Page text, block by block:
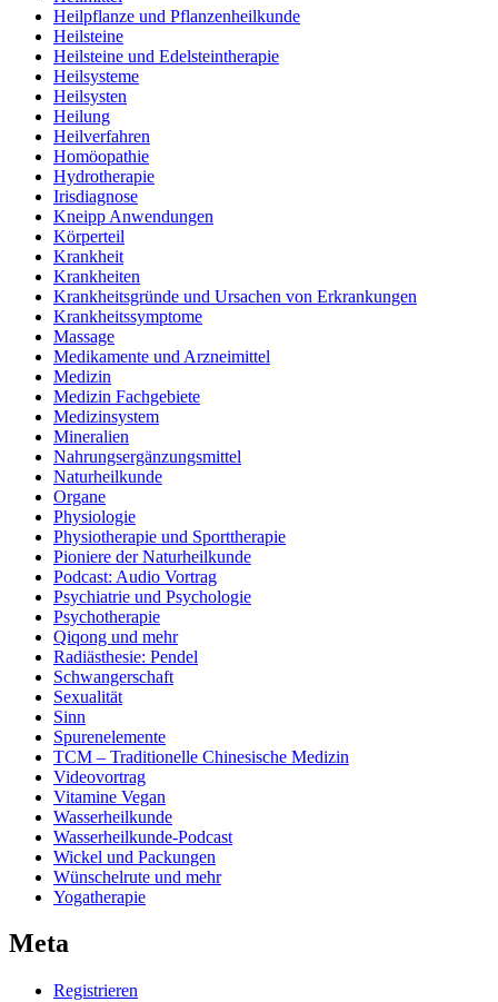
Heilpflanze und Pflanzenheilkunde
Heilsteine
Heilsteine und Edelsteintherapie
Heilsysteme
Heilsysten
Heilung
Heilverfahren
Homöopathie
Hydrotherapie
Irisdiagnose
Kneipp Anwendungen
Körperteil
Krankheit
Krankheiten
Krankheitsgründe und Ursachen von Erkrankungen
Krankheitssymptome
Massage
Medikamente und Arzneimittel
Medizin
Medizin Fachgebiete
Medizinsystem
Mineralien
Nahrungsergänzungsmittel
Naturheilkunde
Organe
Physiologie
Physiotherapie und Sporttherapie
Pioniere der Naturheilkunde
Podcast: Audio Vortrag
Psychiatrie und Psychologie
Psychotherapie
Qiqong und mehr
Radiästhesie: Pendel
Schwangerschaft
Sexualität
Sinn
Spurenelemente
TCM – Traditionelle Chinesische Medizin
Videovortrag
Vitamine Vegan
Wasserheilkunde
Wasserheilkunde-Podcast
Wickel und Packungen
Wünschelrute und mehr
Yogatherapie
Meta
Registrieren